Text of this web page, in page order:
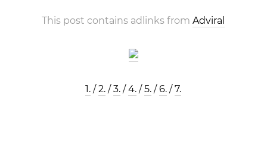
This post contains adlinks fromAdviral
1. /2. /3. /4. /5. /6. /7.